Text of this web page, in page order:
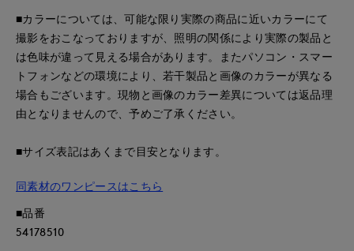
■カラーについては、可能な限り実際の商品に近いカラーにて
撮影をおこなっておりますが、照明の関係により実際の製品と
は色味が違って見える場合があります。またパソコン・スマー
トフォンなどの環境により、若干製品と画像のカラーが異なる
場合もございます。現物と画像のカラー差異については返品理
由となりませんので、予めご了承ください。
■サイズ表記はあくまで目安となります。
同素材のワンピースはこちら
■品番
54178510